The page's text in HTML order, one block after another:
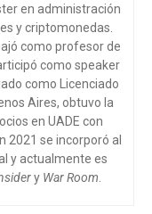
en administración
y criptomonedas.
como profesor de
como speaker
como Licenciado
Aires, obtuvo la
en UADE con
2021 se incorporó al
y actualmente es
y War Room